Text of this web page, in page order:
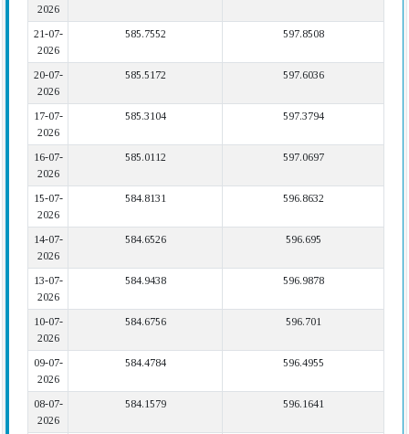
2026
21-07-
2026
585.7552 597.8508
20-07-
2026
585.5172 597.6036
17-07-
2026
585.3104 597.3794
16-07-
2026
585.0112 597.0697
15-07-
2026
584.8131 596.8632
14-07-
2026
584.6526 596.695
13-07-
2026
584.9438 596.9878
10-07-
2026
584.6756 596.701
09-07-
2026
584.4784 596.4955
08-07-
2026
584.1579 596.1641